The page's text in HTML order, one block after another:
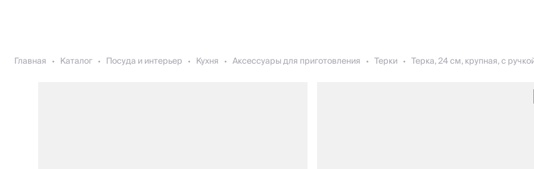
Главная Каталог Посуда и интерьер Кухня Аксессуары для приготовления Терки Терка, 24 см, крупная, с